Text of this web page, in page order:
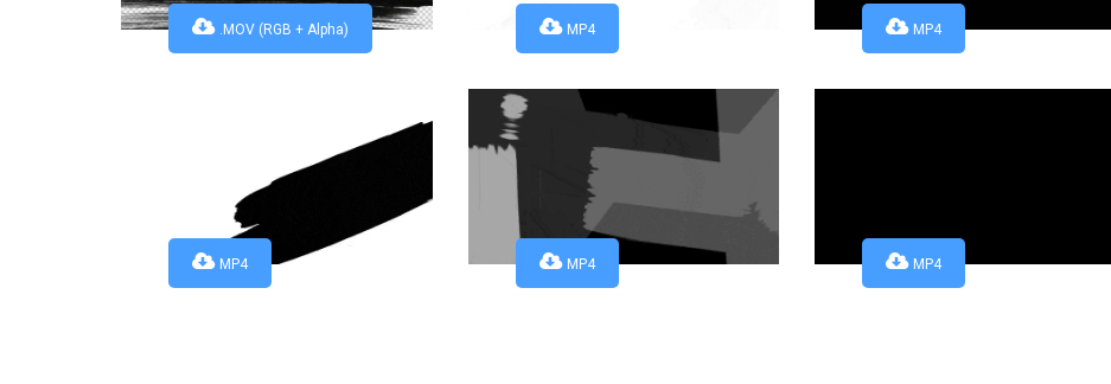
.MOV (RGB + Alpha) MP4 MP4
MP4 MP4 MP4